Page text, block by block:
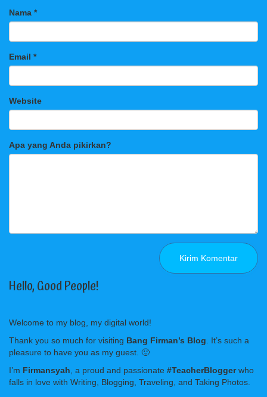
Nama *
Email *
Website
Apa yang Anda pikirkan?
Hello, Good People!
Welcome to my blog, my digital world!
Thank you so much for visiting Bang Firman’s Blog . It’s such a
pleasure to have you as my guest. 🙂
I’m Firmansyah , a proud and passionate #TeacherBloggerwho
falls in love with Writing, Blogging, Traveling, and Taking Photos.